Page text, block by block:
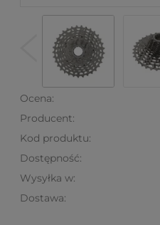
Ocena:
Producent:
Kod produktu:
Dostępność:
Wysyłka w:
Dostawa:
Cena nie zawiera